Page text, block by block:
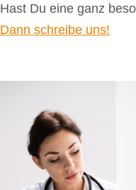
Hast Du eine ganz
Dann schreibe uns!